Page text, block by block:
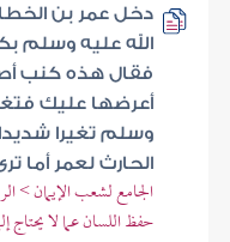
دخل عمر بن
الله عليه وسلم
فقال هذه كنب
أعرضها عليك
وسلم تغيرا
الحارث لعمر أما
الجامع لشعب الإيمان >
حفظ اللسان عما لا يحتاج